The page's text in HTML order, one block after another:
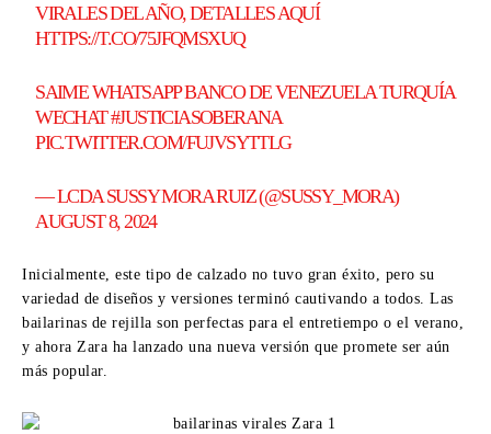
VIRALES DEL AÑO, DETALLES AQUÍ
HTTPS://T.CO/75JFQMSXUQ
SAIME WHATSAPP BANCO DE VENEZUELA TURQUÍA
WECHAT#JUSTICIASOBERANA
PIC.TWITTER.COM/FUJVSYTTLG
— LCDA SUSSY MORA RUIZ (@SUSSY_MORA)
AUGUST 8, 2024
Inicialmente, este tipo de calzado no tuvo gran éxito, pero su
variedad de diseños y versiones terminó cautivando a todos. Las
bailarinas de rejilla son perfectas para el entretiempo o el verano,
y ahora Zara ha lanzado una nueva versión que promete ser aún
más popular.